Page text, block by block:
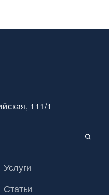
111/1
Услуги
Статьи